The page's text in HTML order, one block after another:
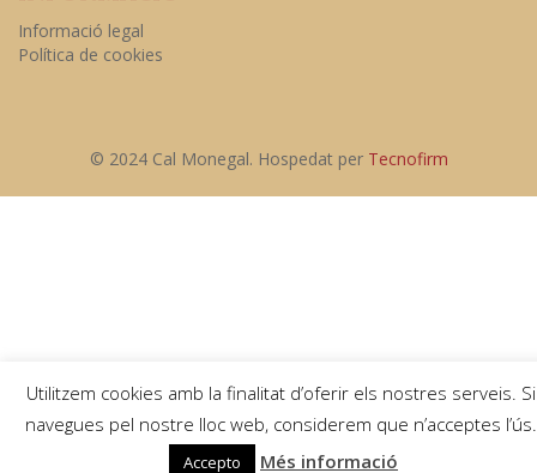
Informació legal
Política de cookies
© 2024 Cal Monegal. Hospedat per Tecnofirm
Utilitzem cookies amb la finalitat d’oferir els nostres serveis. Si
navegues pel nostre lloc web, considerem que n’acceptes l’ús.
Accepto Més informació